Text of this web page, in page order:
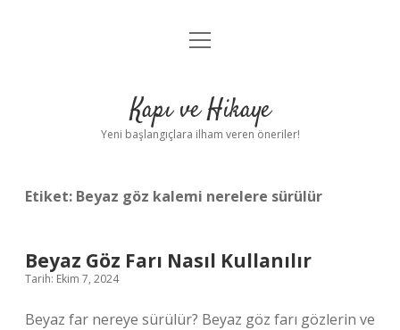
Anasayfa
Yasal Uyarı
menüyü
Kapı ve Hikaye
Yeni başlangıçlara ilham veren öneriler!
Etiket: Beyaz göz kalemi nerelere sürülür
Beyaz Göz Farı Nasıl Kullanılır
Tarih: Ekim 7, 2024
Beyaz far nereye sürülür? Beyaz göz farı gözlerin ve